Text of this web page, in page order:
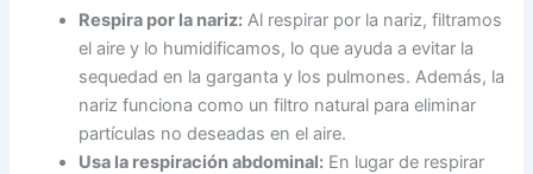
Respira por la nariz: Al respirar por la nariz, filtramos
el aire y lo humidificamos, lo que ayuda a evitar la
sequedad en la garganta y los pulmones. Además, la
nariz funciona como un filtro natural para eliminar
partículas no deseadas en el aire.
Usa la respiración abdominal: En lugar de respirar